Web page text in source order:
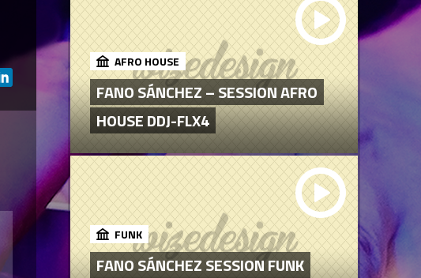
AFRO HOUSE
FANO SÁNCHEZ – SESSION AFRO
HOUSE DDJ-FLX4
FUNK
FANO SÁNCHEZ SESSION FUNK